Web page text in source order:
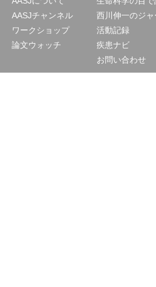
AASJチャンネル
ワークショップ
論文ウォッチ
西川伸一のジ
活動記録
疾患ナビ
お問い合わせ